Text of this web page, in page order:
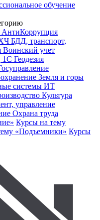
обучение
АнтиКоррупция
БДД, транспорт,
Воинский учет
1С Геодезия
Земля и горы
системы ИТ
Культура
управление
Охрана труда
Курсы на тему
«Подъемники» Курсы